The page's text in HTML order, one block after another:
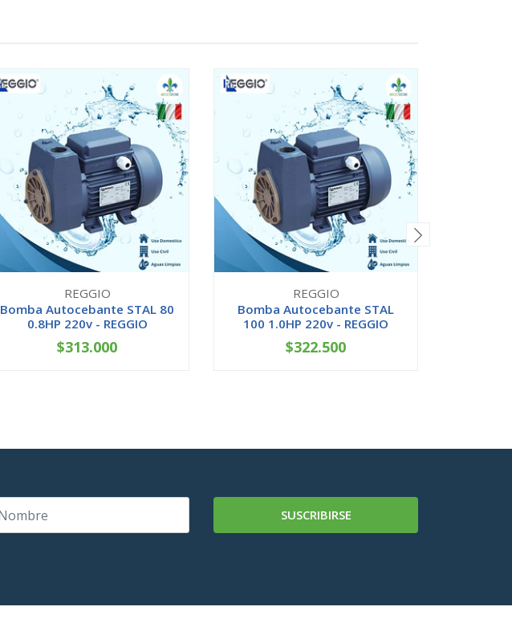
REGGIO
Bomba Autocebante STAL 80
0.8HP 220v - REGGIO
+
$313.000
REGGIO
Bomba Autocebante STAL
100 1.0HP 220v - REGGIO
+
$322.500
SUSCRIBIRSE